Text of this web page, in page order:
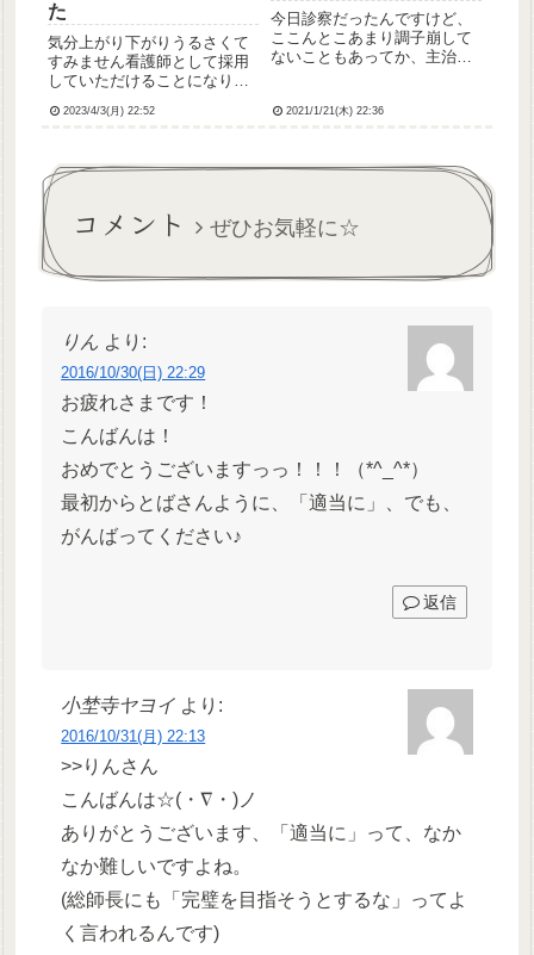
た
気分上がり下がりうるさくて
すみません看護師として採用
していただけることになりま
張らねば今週末に健康診断受
のでそれまでにコンディショ
ン整えて勉強もしておかない
2023/4/3(月) 22:52
今日診察だったんですけど、
ここんとこあまり調子崩して
ないこともあってか、主治医
ぁ」って言われ、「あッ、ま
埜寺です。なんとか元気で
2021/1/21(木) 22:36
コメント ぜひお気軽に☆
りん より:
2016/10/30(日) 22:29
お疲れさまです！
こんばんは！
おめでとうございますっっ！！！（*^_^*）
最初からとばさんように、「適当に」、でも、
がんばってください♪
返信
小埜寺ヤヨイ より:
2016/10/31(月) 22:13
>>りんさん
こんばんは☆(・∇・)ノ
ありがとうございます、「適当に」って、なか
なか難しいですよね。
(総師長にも「完璧を目指そうとするな」ってよ
く言われるんです)